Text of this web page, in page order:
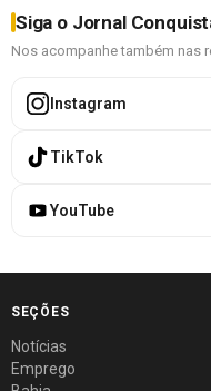
Siga o Jornal
Nos acompanhe também nas
Instagram
TikTok
YouTube
SEÇÕES
Notícias
Emprego